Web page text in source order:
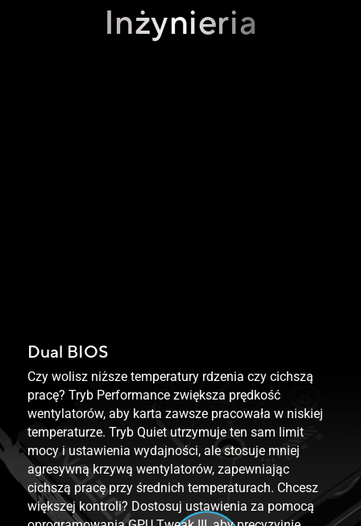
Inżynieria
Dual BIOS
Czy wolisz niższe temperatury rdzenia czy cichszą
pracę? Tryb Performance zwiększa prędkość
wentylatorów, aby karta zawsze pracowała w niskiej
temperaturze. Tryb Quiet utrzymuje ten sam limit
mocy i ustawienia wydajności, ale stosuje mniej
agresywną krzywą wentylatorów, zapewniając
cichszą pracę przy średnich temperaturach. Chcesz
większej kontroli? Dostosuj ustawienia za pomocą